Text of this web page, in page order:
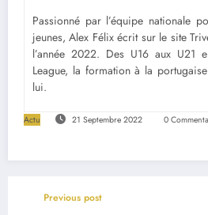
Passionné par l’équipe nationale
jeunes, Alex Félix écrit sur le site
l’année 2022. Des U16 aux U21
League, la formation à la
lui.
Actu 21 Septembre 2022 0
Previous post